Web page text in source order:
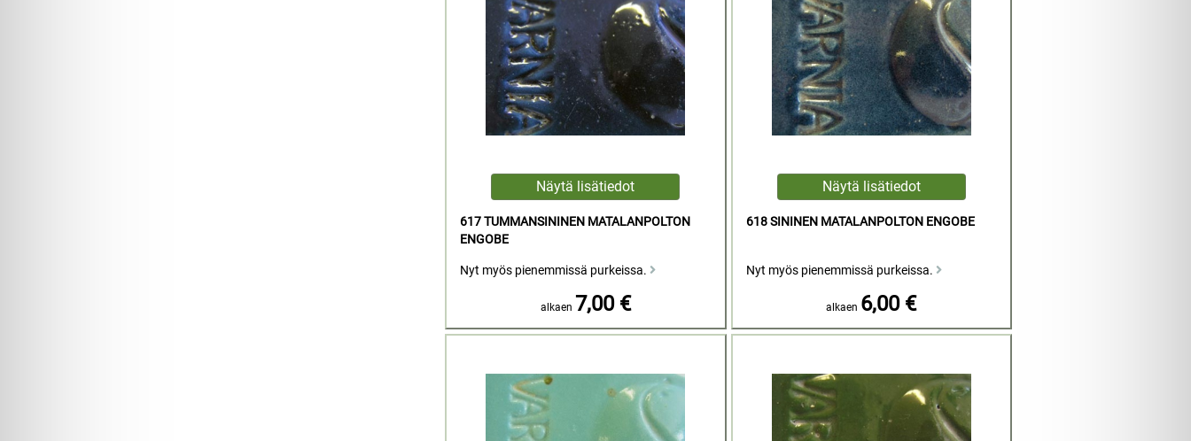
617 TUMMANSININEN MATALANPOLTON
ENGOBE
Nyt myös pienemmissä purkeissa.
alkaen 7,00 €
618 SININEN MATALANPOLTON ENGOBE
Nyt myös pienemmissä purkeissa.
alkaen 6,00 €